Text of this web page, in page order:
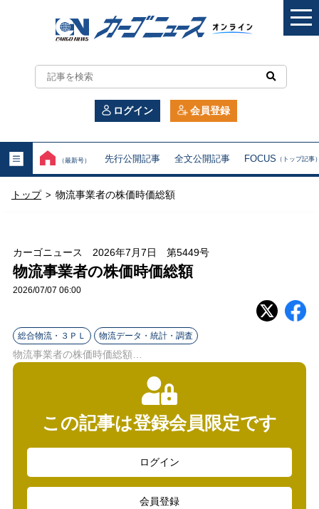
カ
ー
ニ
ュ
オ
ン
ラ
イ
ログイン 会員登録
（最新号） 先行公開記事 全文公開記事 FOCUS （トップ記事
トップ > 物流事業者の株価時価総額
カーゴニュース 2026年7月7日 第5449号
物流事業者の株価時価総額
2026/07/07 06:00
総合物流・３ＰＬ 物流データ・統計・調査
物流事業者の株価時価総額…
この記事は登録会員限定です
ログイン
会員登録